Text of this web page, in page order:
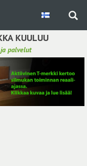
KUULUU
palvelut